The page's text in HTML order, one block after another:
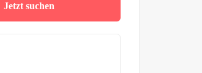
Jetzt suchen